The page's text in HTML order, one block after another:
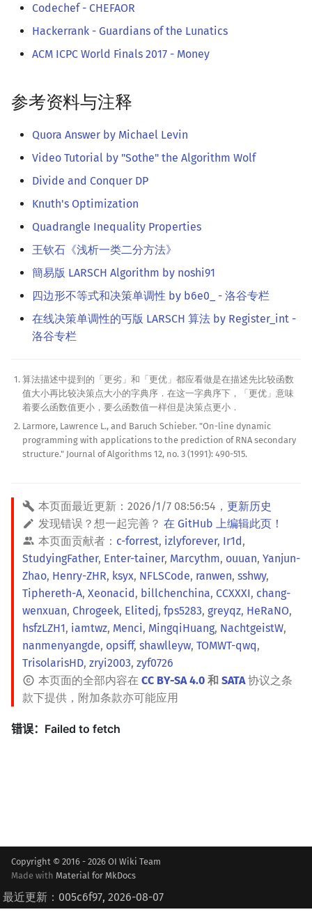
Codechef - CHEFAOR
Hackerrank - Guardians of the Lunatics
ACM ICPC World Finals 2017 - Money
参考资料与注释
Quora Answer by Michael Levin
Video Tutorial by "Sothe" the Algorithm Wolf
Divide and Conquer DP
Knuth's Optimization
Quadrangle Inequality Properties
王钦石《浅析一类二分方法》
簡易版 LARSCH Algorithm by noshi91
四边形不等式和决策单调性 by b6e0_ - 洛谷专栏
在线决策单调性的丐版 LARSCH 算法 by Register_int -
洛谷专栏
算法描述中提到的「更劣」和「更优」都应看做是在描述先比较函数
值大小再比较决策点大小的字典序．在这一字典序下，「更优」意味
着要么函数值更小，要么函数值一样但是决策点更小．
Larmore, Lawrence L., and Baruch Schieber. "On-line dynamic
programming with applications to the prediction of RNA secondary
structure." Journal of Algorithms 12, no. 3 (1991): 490-515.
本页面最近更新： 2026/1/7 08:56:54 ， 更新历史
发现错误？想一起完善？ 在 GitHub 上编辑此页！
本页面贡献者： c-forrest, izlyforever, Ir1d,
StudyingFather, Enter-tainer, Marcythm, ouuan, Yanjun-
Zhao, Henry-ZHR, ksyx, NFLSCode, ranwen, sshwy,
Tiphereth-A, Xeonacid, billchenchina, CCXXXI, chang-
wenxuan, Chrogeek, Elitedj, fps5283, greyqz, HeRaNO,
hsfzLZH1, iamtwz, Menci, MingqiHuang, NachtgeistW,
nanmenyangde, opsiff, shawlleyw, TOMWT-qwq,
TrisolarisHD, zryi2003, zyf0726
本页面的全部内容在 CC BY-SA 4.0 和 SATA协议之条
款下提供，附加条款亦可能应用
Copyright © 2016 - 2026 OI Wiki Team
Made with Material for MkDocs
最近更新：005c6f97, 2026-08-07